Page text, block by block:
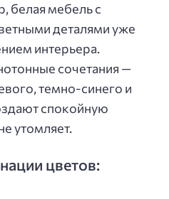
белая мебель с
деталями уже
интерьера.
сочетания —
темно-синего и
спокойную
утомляет.
цветов: